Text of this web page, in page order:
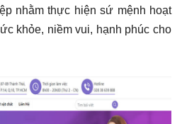
nhằm thực hiện sứ mệnh hoạt
khỏe, niềm vui, hạnh phúc cho